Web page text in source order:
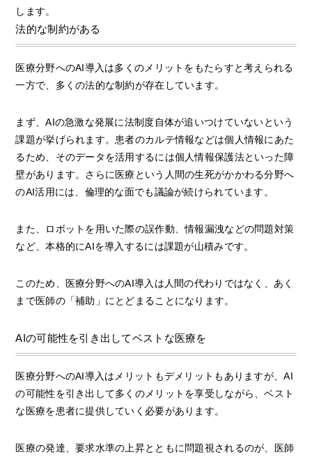
します。
法的な制約がある
医療分野へのAI導入は多くのメリットをもたらすと考えられる
一方で、多くの法的な制約が存在しています。
まず、AIの急激な発展に法制度自体が追いつけていないという
課題が挙げられます。患者のカルテ情報などは個人情報にあた
るため、そのデータを活用するには個人情報保護法といった障
壁があります。さらに医療という人間の生死がかかわる分野へ
のAI活用には、倫理的な面でも議論が続けられています。
また、ロボットを用いた際の誤作動、情報漏洩などの問題対策
など、本格的にAIを導入するには課題が山積みです。
このため、医療分野へのAI導入は人間の代わりではなく、あく
まで医師の「補助」にとどまることになります。
AIの可能性を引き出してベストな医療を
医療分野へのAI導入はメリットもデメリットもありますが、AI
の可能性を引き出して多くのメリットを享受しながら、ベスト
な医療を患者に提供していく必要があります。
医療の発達、要求水準の上昇とともに問題視されるのが、医師